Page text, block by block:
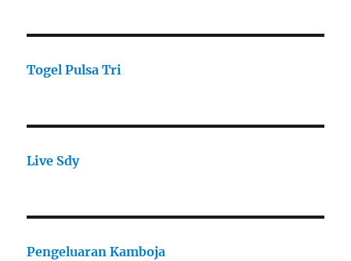
Togel Pulsa Tri
Live Sdy
Pengeluaran Kamboja